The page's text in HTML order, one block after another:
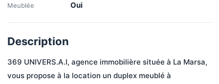
Meublée Oui
Description
369 UNIVERS.A.I, agence immobilière située à La Marsa,
vous propose à la location un duplex meublé à